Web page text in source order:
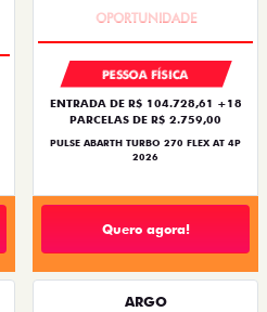
PESSOA FÍSICA
ENTRADA DE R$ 104.728,61 +18
PARCELAS DE R$ 2.759,00
PULSE ABARTH TURBO 270 FLEX AT 4P
2026
Quero agora!
ARGO